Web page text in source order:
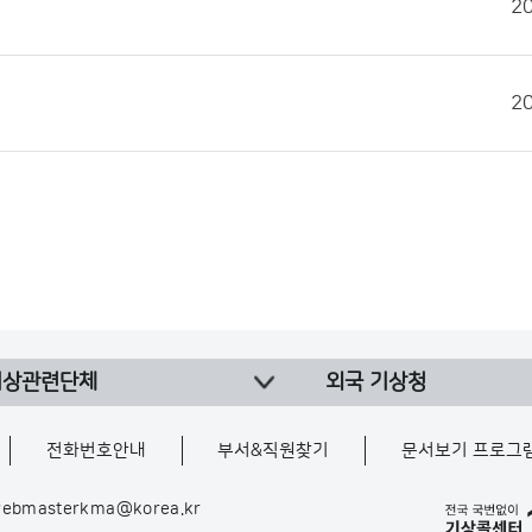
관련단체 외국 기상청
전화번호안내 부서&직원찾기 문서보기 프로그